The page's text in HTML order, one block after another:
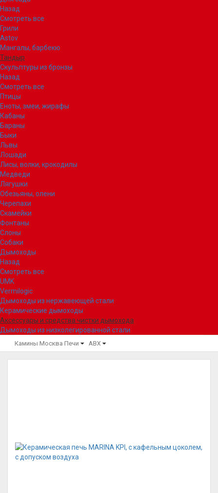
Назад
Смотреть все
Грили
Astov
Мангалы, барбекю
Тандыр
Скульптуры из бронзы
Назад
Смотреть все
Птицы
Еноты, змеи, жирафы
Кабаны
Бараны
Быки
Львы
Лошади
Лисы, волки, крокодилы
Медведи
Лягушки
Обезьяны, олени
Черепахи
Скамейки
Фонтаны
Слоны
Собаки
Дымоходы
Назад
Смотреть все
UMK
Vermilogic
Дымоходы из нержавеющей стали
Керамические дымоходы
Аксессуары и средства чистки дымохода
Дымоходы из низколегированной стали
Камины Москва Печи ABX